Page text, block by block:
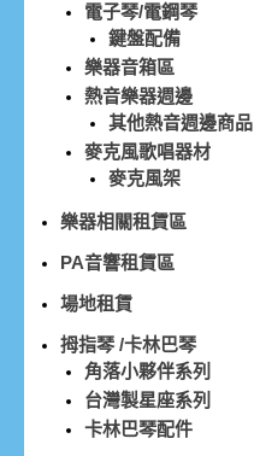
電子琴/電鋼琴
鍵盤配備
樂器音箱區
熱音樂器週邊
其他熱音週邊商品
麥克風歌唱器材
麥克風架
樂器相關租賃區
PA音響租賃區
場地租賃
拇指琴 /卡林巴琴
角落小夥伴系列
台灣製星座系列
卡林巴琴配件